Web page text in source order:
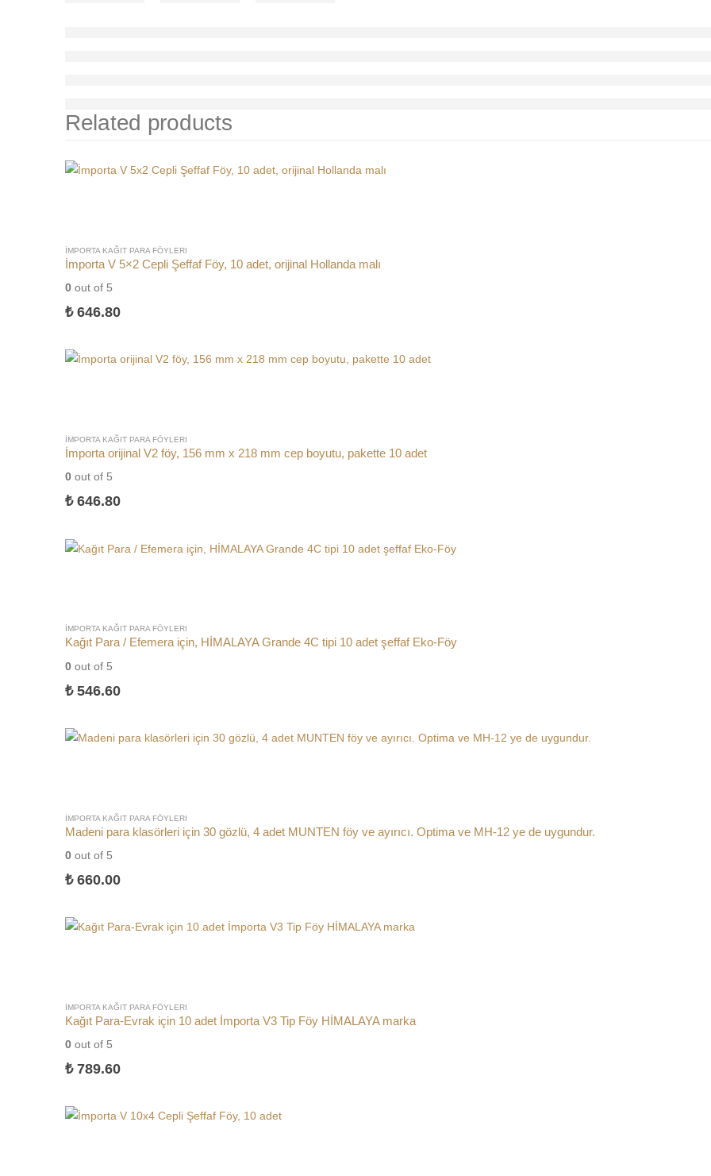
Related products
İMPORTA KAĞIT PARA FÖYLERI
İmporta V 5×2 Cepli Şeffaf Föy, 10 adet, orijinal Hollanda malı
0 out of 5
₺646.80
İMPORTA KAĞIT PARA FÖYLERI
İmporta orijinal V2 föy, 156 mm x 218 mm cep boyutu, pakette 10 adet
0 out of 5
₺646.80
İMPORTA KAĞIT PARA FÖYLERI
Kağıt Para / Efemera için, HİMALAYA Grande 4C tipi 10 adet şeffaf Eko-Föy
0 out of 5
₺546.60
İMPORTA KAĞIT PARA FÖYLERI
Madeni para klasörleri için 30 gözlü, 4 adet MUNTEN föy ve ayırıcı. Optima ve MH-12 ye de uygundur.
0 out of 5
₺660.00
İMPORTA KAĞIT PARA FÖYLERI
Kağıt Para-Evrak için 10 adet İmporta V3 Tip Föy HİMALAYA marka
0 out of 5
₺789.60